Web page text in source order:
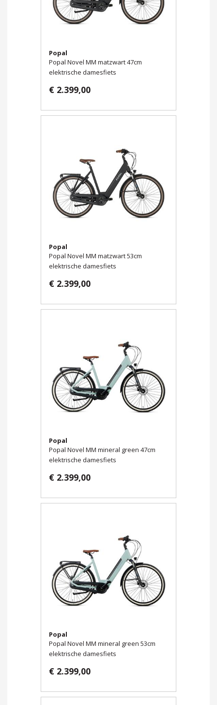
Popal
Popal Novel MM matzwart 47cm
elektrische damesfiets
€ 2.399,00
Popal
Popal Novel MM matzwart 53cm
elektrische damesfiets
€ 2.399,00
Popal
Popal Novel MM mineral green 47cm
elektrische damesfiets
€ 2.399,00
Popal
Popal Novel MM mineral green 53cm
elektrische damesfiets
€ 2.399,00